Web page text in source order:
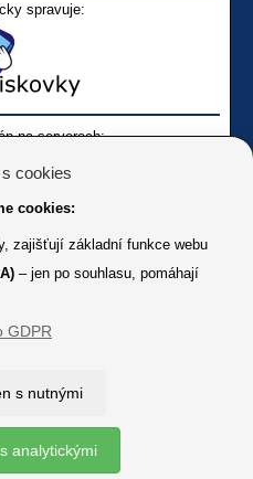
spravuje:
na serverech:
SONS
uvedených na tomto serveru je
SONS ČR, z. s.
údajů (GDPR)
cookies
cookies:
zajišťují základní funkce webu
– jen po souhlasu, pomáhají
GDPR
s nutnými
analytickými